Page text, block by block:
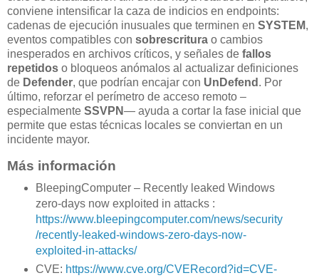
conviene intensificar la caza de indicios en endpoints:
cadenas de ejecución inusuales que terminen en SYSTEM,
eventos compatibles con sobrescritura o cambios
inesperados en archivos críticos, y señales de fallos
repetidos o bloqueos anómalos al actualizar definiciones
de Defender, que podrían encajar con UnDefend . Por
último, reforzar el perímetro de acceso remoto –
especialmente SSVPN— ayuda a cortar la fase inicial que
permite que estas técnicas locales se conviertan en un
incidente mayor.
Más información
BleepingComputer – Recently leaked Windows
zero-days now exploited in attacks :
https://www.bleepingcomputer.com/news/security
/recently-leaked-windows-zero-days-now-
exploited-in-attacks/
CVE: https://www.cve.org/CVERecord?id=CVE-